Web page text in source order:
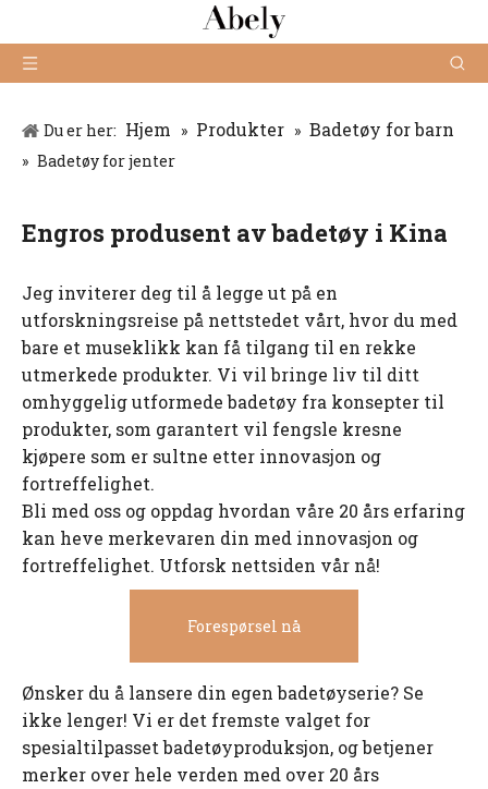
Du er her: Hjem » Produkter » Badetøy for barn
» Badetøy for jenter
Engros produsent av badetøy i Kina
Jeg inviterer deg til å legge ut på en
utforskningsreise på nettstedet vårt, hvor du med
bare et museklikk kan få tilgang til en rekke
utmerkede produkter. Vi vil bringe liv til ditt
omhyggelig utformede badetøy fra konsepter til
produkter, som garantert vil fengsle kresne
kjøpere som er sultne etter innovasjon og
fortreffelighet.
Bli med oss ​​og oppdag hvordan våre 20 års erfaring
kan heve merkevaren din med innovasjon og
fortreffelighet. Utforsk nettsiden vår nå!
Forespørsel nå
Ønsker du å lansere din egen badetøyserie? Se
ikke lenger! Vi er det fremste valget for
spesialtilpasset badetøyproduksjon, og betjener
merker over hele verden med over 20 års